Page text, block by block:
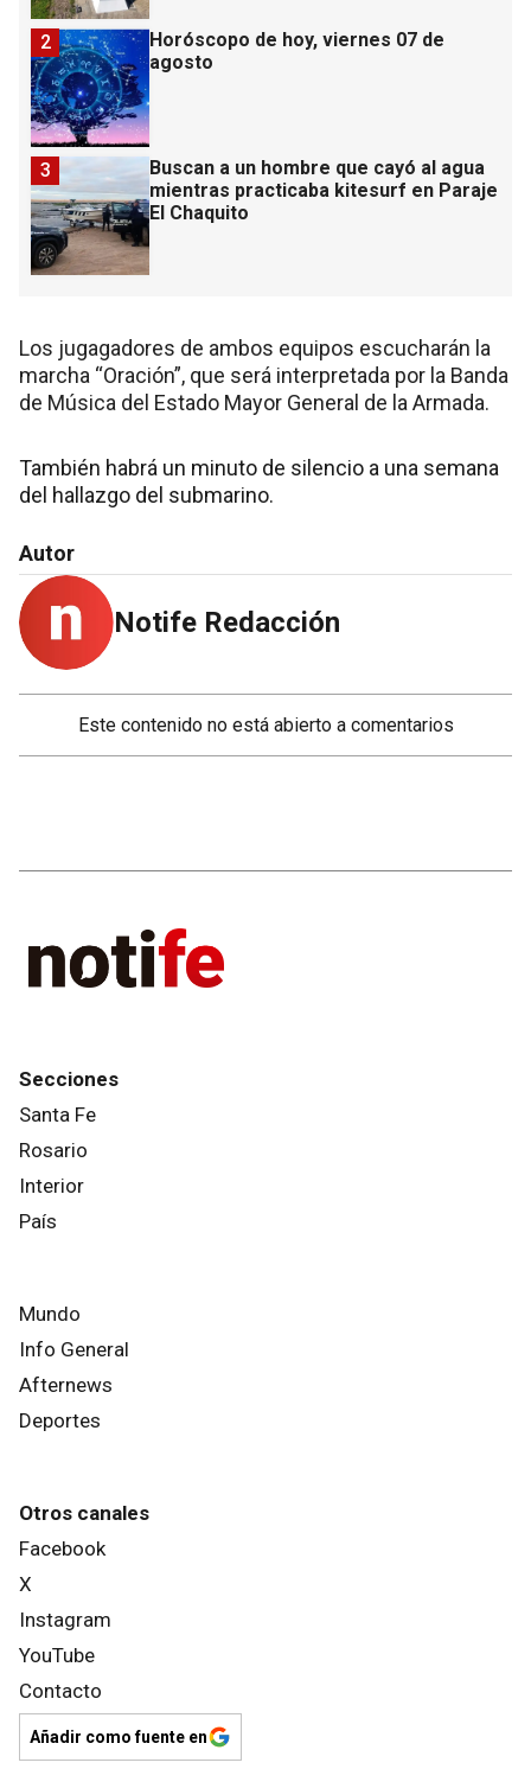
Horóscopo de hoy, viernes 07 de
agosto
2
Buscan a un hombre que cayó al agua
mientras practicaba kitesurf en Paraje
El Chaquito
3
Los jugagadores de ambos equipos escucharán la
marcha “Oración”, que será interpretada por la Banda
de Música del Estado Mayor General de la Armada.
También habrá un minuto de silencio a una semana
del hallazgo del submarino.
Autor
Notife Redacción
Este contenido no está abierto a comentarios
Secciones
Santa Fe
Rosario
Interior
País
Mundo
Info General
Afternews
Deportes
Otros canales
Facebook
X
Instagram
YouTube
Contacto
Añadir como fuente en